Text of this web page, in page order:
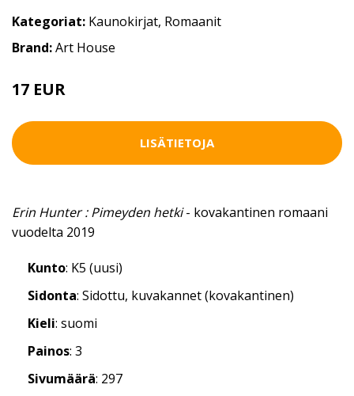
Kategoriat: Kaunokirjat, Romaanit
Brand:Art House
17 EUR
LISÄTIETOJA
Erin Hunter : Pimeyden hetki- kovakantinen romaani
vuodelta 2019
Kunto: K5 (uusi)
Sidonta: Sidottu, kuvakannet (kovakantinen)
Kieli: suomi
Painos: 3
Sivumäärä: 297